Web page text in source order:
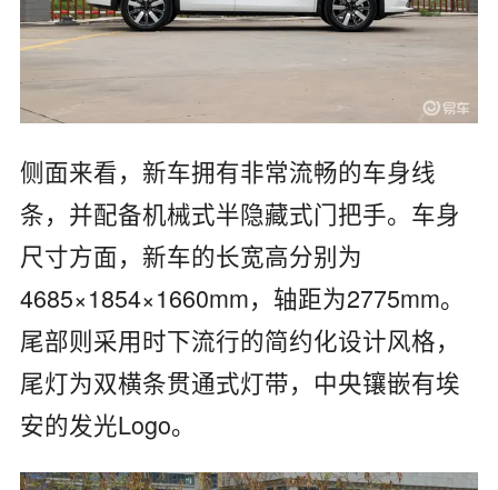
侧面来看，新车拥有非常流畅的车身线
条，并配备机械式半隐藏式门把手。车身
尺寸方面，新车的长宽高分别为
4685×1854×1660mm，轴距为2775mm。
尾部则采用时下流行的简约化设计风格，
尾灯为双横条贯通式灯带，中央镶嵌有埃
安的发光Logo。